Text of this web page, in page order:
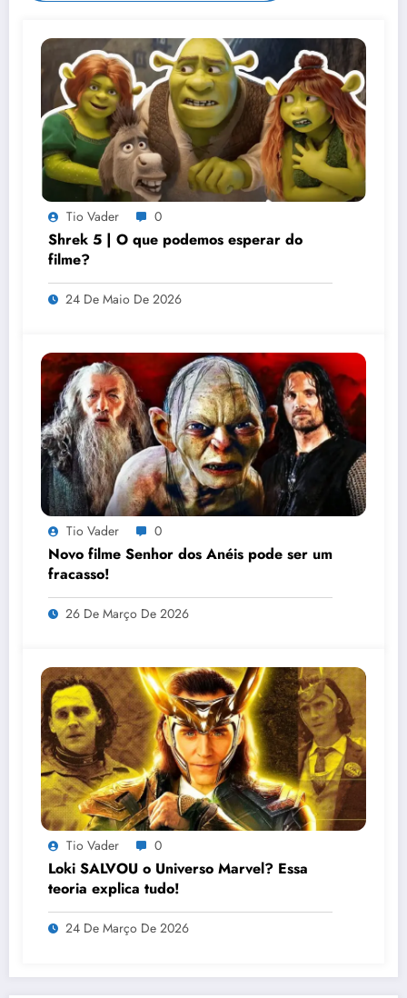
Tio Vader 0
Shrek 5 | O que podemos esperar do
filme?
24 De Maio De 2026
Tio Vader 0
Novo filme Senhor dos Anéis pode ser um
fracasso!
26 De Março De 2026
Tio Vader 0
Loki SALVOU o Universo Marvel? Essa
teoria explica tudo!
24 De Março De 2026